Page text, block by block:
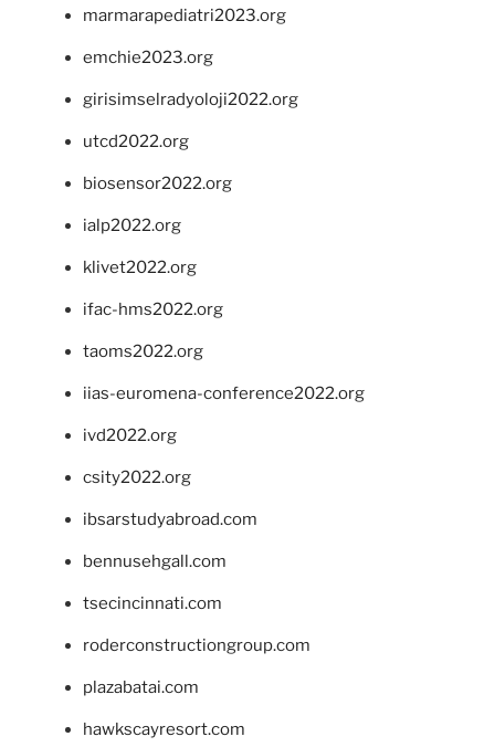
marmarapediatri2023.org
emchie2023.org
girisimselradyoloji2022.org
utcd2022.org
biosensor2022.org
ialp2022.org
klivet2022.org
ifac-hms2022.org
taoms2022.org
iias-euromena-conference2022.org
ivd2022.org
csity2022.org
ibsarstudyabroad.com
bennusehgall.com
tsecincinnati.com
roderconstructiongroup.com
plazabatai.com
hawkscayresort.com